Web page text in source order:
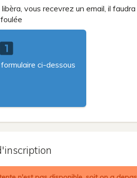
vous recevrez un email, il
looks_one
ci-dessous